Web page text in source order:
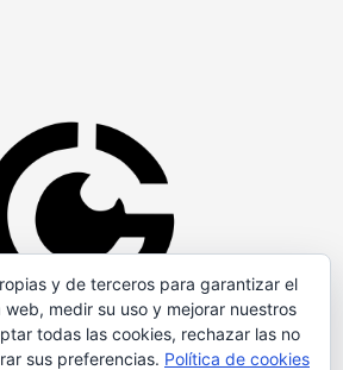
y de terceros para garantizar el
medir su uso y mejorar nuestros
todas las cookies, rechazar las no
sus preferencias. Política de cookies